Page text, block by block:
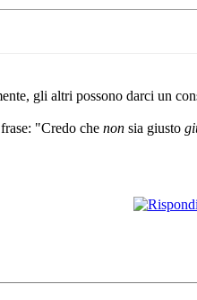
gli altri possono darci un
"Credo che nonsia giusto